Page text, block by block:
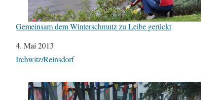
Gemeinsam dem Winterschmutz zu Leibe gerückt
Datum
4. Mai 2013
In Bezug auf
Irchwitz/Reinsdorf